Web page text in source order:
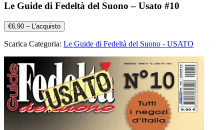
Le Guide di Fedeltà del Suono – Usato #10
€6,90 – L'acquisto
Scarica Categoria: Le Guide di Fedeltà del Suono - USATO